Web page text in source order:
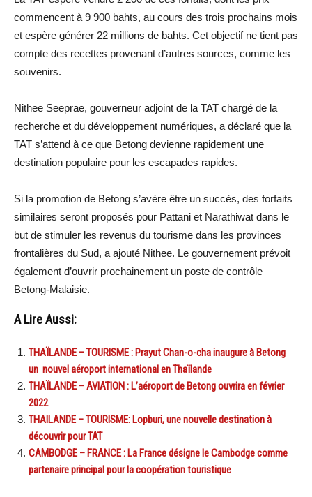
commencent à 9 900 bahts, au cours des trois prochains mois
et espère générer 22 millions de bahts. Cet objectif ne tient pas
compte des recettes provenant d’autres sources, comme les
souvenirs.
Nithee Seeprae, gouverneur adjoint de la TAT chargé de la
recherche et du développement numériques, a déclaré que la
TAT s’attend à ce que Betong devienne rapidement une
destination populaire pour les escapades rapides.
Si la promotion de Betong s’avère être un succès, des forfaits
similaires seront proposés pour Pattani et Narathiwat dans le
but de stimuler les revenus du tourisme dans les provinces
frontalières du Sud, a ajouté Nithee. Le gouvernement prévoit
également d’ouvrir prochainement un poste de contrôle
Betong-Malaisie.
A Lire Aussi:
THAÏLANDE – TOURISME : Prayut Chan-o-cha inaugure à Betong
un nouvel aéroport international en Thaïlande
THAÏLANDE – AVIATION : L’aéroport de Betong ouvrira en février
2022
THAILANDE – TOURISME: Lopburi, une nouvelle destination à
découvrir pour TAT
CAMBODGE – FRANCE : La France désigne le Cambodge comme
partenaire principal pour la coopération touristique